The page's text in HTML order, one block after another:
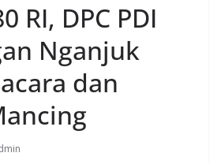
RI, DPC PDI
Nganjuk
dan